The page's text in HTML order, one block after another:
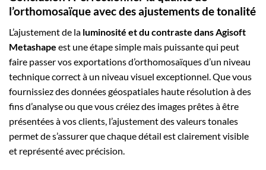
l’orthomosaïque avec des ajustements de tonalité
L’ajustement de la luminosité et du contraste dans Agisoft
Metashape est une étape simple mais puissante qui peut
faire passer vos exportations d’orthomosaïques d’un niveau
technique correct à un niveau visuel exceptionnel. Que vous
fournissiez des données géospatiales haute résolution à des
fins d’analyse ou que vous créiez des images prêtes à être
présentées à vos clients, l’ajustement des valeurs tonales
permet de s’assurer que chaque détail est clairement visible
et représenté avec précision.